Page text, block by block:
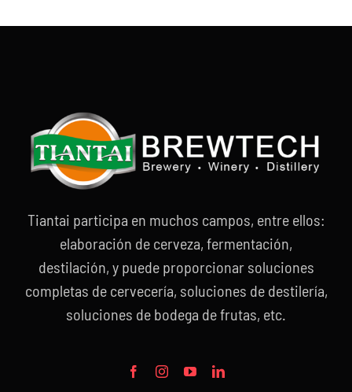
Tiantai participa en muchos campos, entre ellos:
elaboración de cerveza, fermentación,
destilación, y puede proporcionar soluciones
completas de cervecería, soluciones de destilería,
soluciones de bodega de frutas, etc.